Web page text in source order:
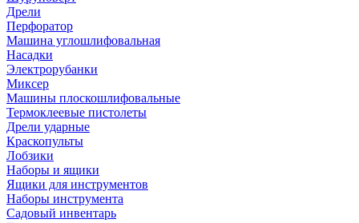
Дрели
Перфоратор
Машина углошлифовальная
Насадки
Электрорубанки
Миксер
Машины плоскошлифовальные
Термоклеевые пистолеты
Дрели ударные
Краскопульты
Лобзики
Наборы и ящики
Ящики для инструментов
Наборы инструмента
Садовый инвентарь